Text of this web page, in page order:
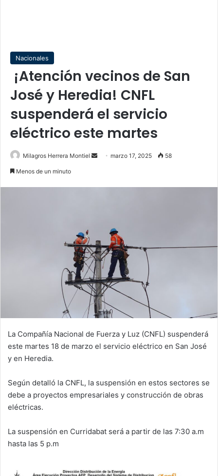
Nacionales
¡Atención vecinos de San
José y Heredia! CNFL
suspenderá el servicio
eléctrico este martes
Milagros Herrera Montiel
Send marzo 17, 2025 58
Menos de un minuto
La Compañía Nacional de Fuerza y Luz (CNFL) suspenderá
este martes 18 de marzo el servicio eléctrico en San José
y en Heredia.
Según detalló la CNFL, la suspensión en estos sectores se
debe a proyectos empresariales y construcción de obras
eléctricas.
La suspensión en Curridabat será a partir de las 7:30 a.m
hasta las 5 p.m